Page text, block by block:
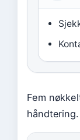
Fem
håndtering.